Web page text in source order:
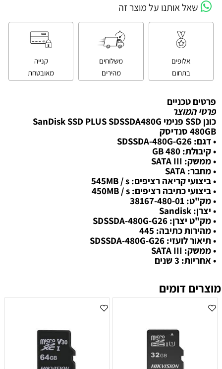
שאל אותנו על מוצר זה
אלופים
בתחום
משלוחים
מהירים
קנייה
מאובטחת
פרטים טכניים
פרטי המוצר
כונן SSD פנימי SanDisk SSD PLUS SDSSDA480G
480GB סנדיסק
• דגם: SDSSDA-480G-G26
• קיבולת: 480 GB
• ממשק: SATA III
• מחבר: SATA
• ביצועי קריאה רציפים: 545MB / s
• ביצועי כתיבה רציפים: 450MB / s
• מק"ט: 38167-480-01
• יצרן: Sandisk
• מק"ט יצרן: SDSSDA-480G-G26
• מהירות כתיבה: 445
• תיאור לועזי: SDSSDA-480G-G26
• ממשק: SATA III
• אחריות: 3 שנים
מוצרים דומים